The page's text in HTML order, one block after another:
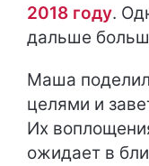
2018 году.
дальше
Маша
целями и
Их
ожидает в